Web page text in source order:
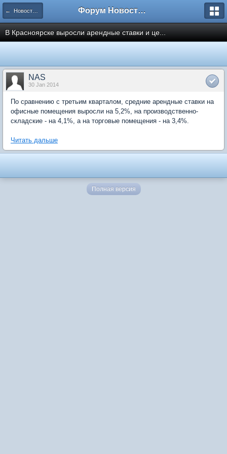
← Новости рынка недвижимости Форум Новостройки
В Красноярске выросли арендные ставки и це...
NAS
30 Jan 2014
По сравнению с третьим кварталом, средние арендные ставки на
офисные помещения выросли на 5,2%, на производственно-
складские - на 4,1%, а на торговые помещения - на 3,4%.
Читать дальше
Полная версия